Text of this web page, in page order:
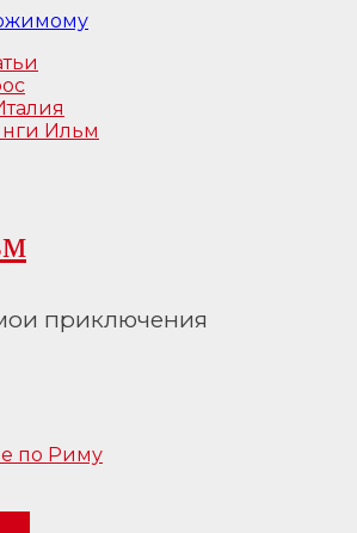
Ильм
приключения
по Риму